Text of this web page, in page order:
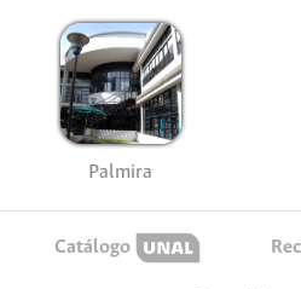
Palmira
Catálogo